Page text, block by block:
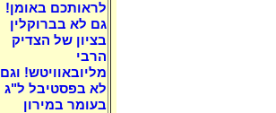
לראותכם באומן!
גם לא בברוקלין
בציון של הצדיק
הרבי
מליובאוויטש! וגם
לא בפסטיבל ל"ג
בעומר במירון